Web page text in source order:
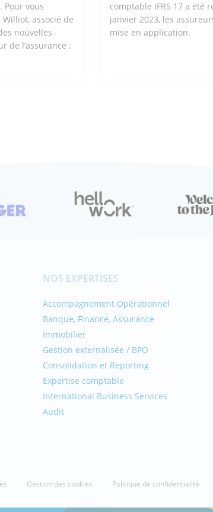
Pour vous
associé de
nouvelles
de l’assurance :
comptable IFRS 17 a été
janvier 2023, les
mise en application.
NOS EXPERTISES
Accompagnement Opérationnel
Banque, Finance, Assurance
Immobilier
Gestion externalisée / BPO
Consolidation et Reporting
Expertise comptable
International Business Services
Audit
Gestion des cookies Politique de confidentialité